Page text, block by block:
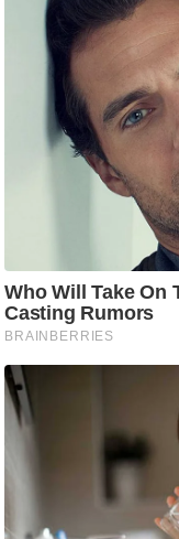
स्खे
ने
स
मं
रि
शि